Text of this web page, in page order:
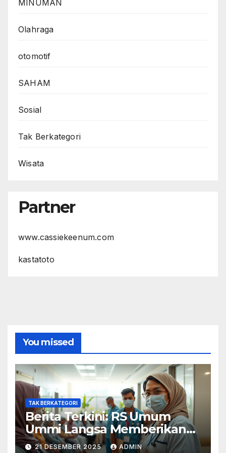
MINUMAN
Olahraga
otomotif
SAHAM
Sosial
Tak Berkategori
Wisata
Partner
www.cassiekeenum.com
kastatoto
You missed
TAK BERKATEGORI
Berita Terkini: RS Umum
Ummi Langsa Memberikan
Layanan Terbaik
21 DESEMBER 2025 ADMIN